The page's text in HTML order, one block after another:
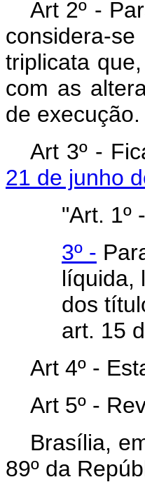
Art 2º -
considera-
triplicata
com as
de execução.
Art 3º -
21 de junho
"Art. 1º
3º -
líquida,
dos
art. 15
Art 4º -
Art 5º -
Brasília,
89º da